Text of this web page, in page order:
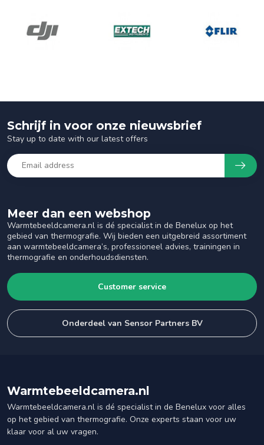
Meer dan een webshop
Warmtebeeldcamera.nl is dé specialist in de Benelux op het
gebied van thermografie. Wij bieden een uitgebreid assortiment
aan warmtebeeldcamera’s, professioneel advies, trainingen in
thermografie en onderhoudsdiensten.
Customer service
Onderdeel van Sensor Partners BV
Schrijf in voor onze nieuwsbrief
Stay up to date with our latest offers
Warmtebeeldcamera.nl
Warmtebeeldcamera.nl is dé specialist in de Benelux voor alles
op het gebied van thermografie. Onze experts staan voor uw
klaar voor al uw vragen.